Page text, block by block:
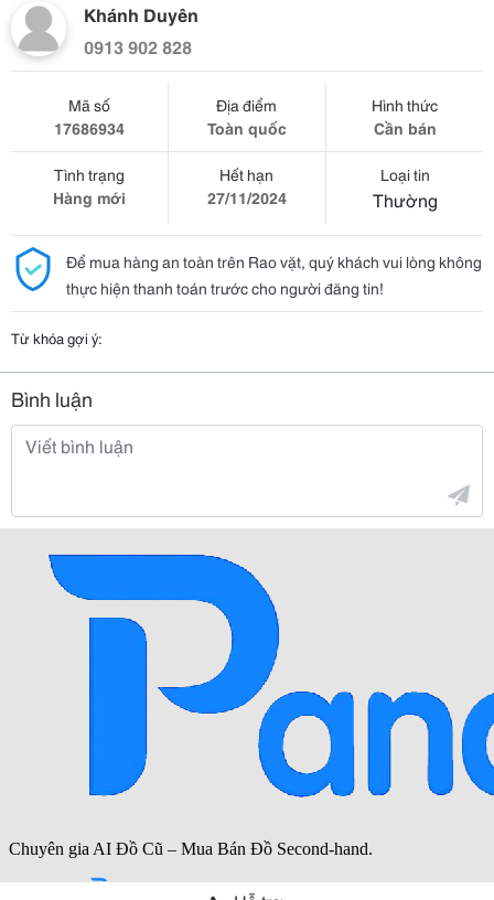
Khánh Duyên
0913 902 828
Mã số
17686934
Địa điểm
Toàn quốc
Hình thức
Cần bán
Tình trạng
Hàng mới
Hết hạn
27/11/2024
Loại tin
Thường
Để mua hàng an toàn trên Rao vặt, quý khách vui lòng không
thực hiện thanh toán trước cho người đăng tin!
Từ khóa gợi ý:
Bình luận